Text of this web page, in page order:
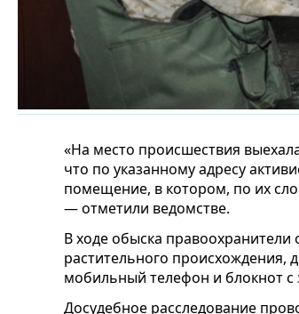
«На место происшествия
что по указанному адресу
помещение, в котором, по их
— отметили ведомстве.
В ходе обыска
растительного происхождения,
мобильный телефон и блокнот с
Досудебное расследование